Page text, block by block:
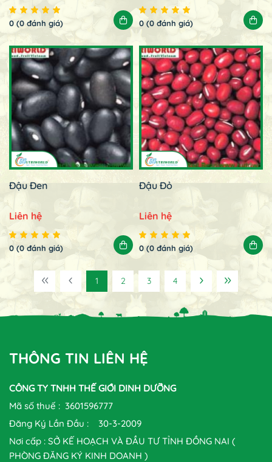
0 (0 đánh giá) 0 (0 đánh giá)
Đậu Đen
Liên hệ
0 (0 đánh giá)
Đậu Đỏ
Liên hệ
0 (0 đánh giá)
1 2 3 4
THÔNG TIN LIÊN HỆ
CÔNG TY TNHH THẾ GIỚI DINH DƯỠNG
Mã số thuế : 3601596777
Đăng Ký Lần Đầu : 30-3-2009
Nơi cấp : SỞ KẾ HOẠCH VÀ ĐẦU TƯ TỈNH ĐỒNG NAI (
PHÒNG ĐĂNG KÝ KINH DOANH )